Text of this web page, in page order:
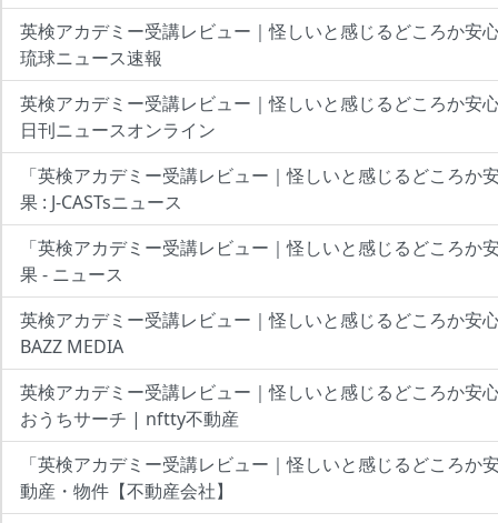
英検アカデミー受講レビュー｜怪しいと感じるどころか安
琉球ニュース速報
英検アカデミー受講レビュー｜怪しいと感じるどころか安
日刊ニュースオンライン
「英検アカデミー受講レビュー｜怪しいと感じるどころか
果 : J-CASTsニュース
「英検アカデミー受講レビュー｜怪しいと感じるどころか
果 - ニュース
英検アカデミー受講レビュー｜怪しいと感じるどころか安
BAZZ MEDIA
英検アカデミー受講レビュー｜怪しいと感じるどころか安
おうちサーチ | nftty不動産
「英検アカデミー受講レビュー｜怪しいと感じるどころか
動産・物件【不動産会社】